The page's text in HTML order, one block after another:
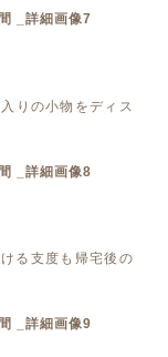
りの小物をディス
る支度も帰宅後の